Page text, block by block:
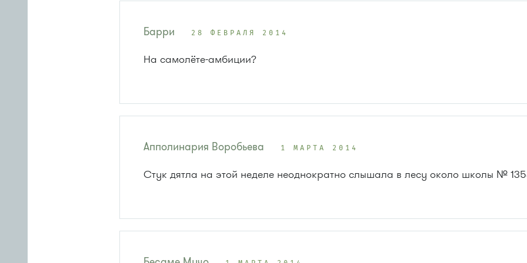
Барри 28 ФЕВРАЛЯ 2014
На самолёте-амбиции?
Апполинария Воробьева 1 МАРТА 2014
Стук дятла на этой неделе неоднократно слышала в лесу около школы №